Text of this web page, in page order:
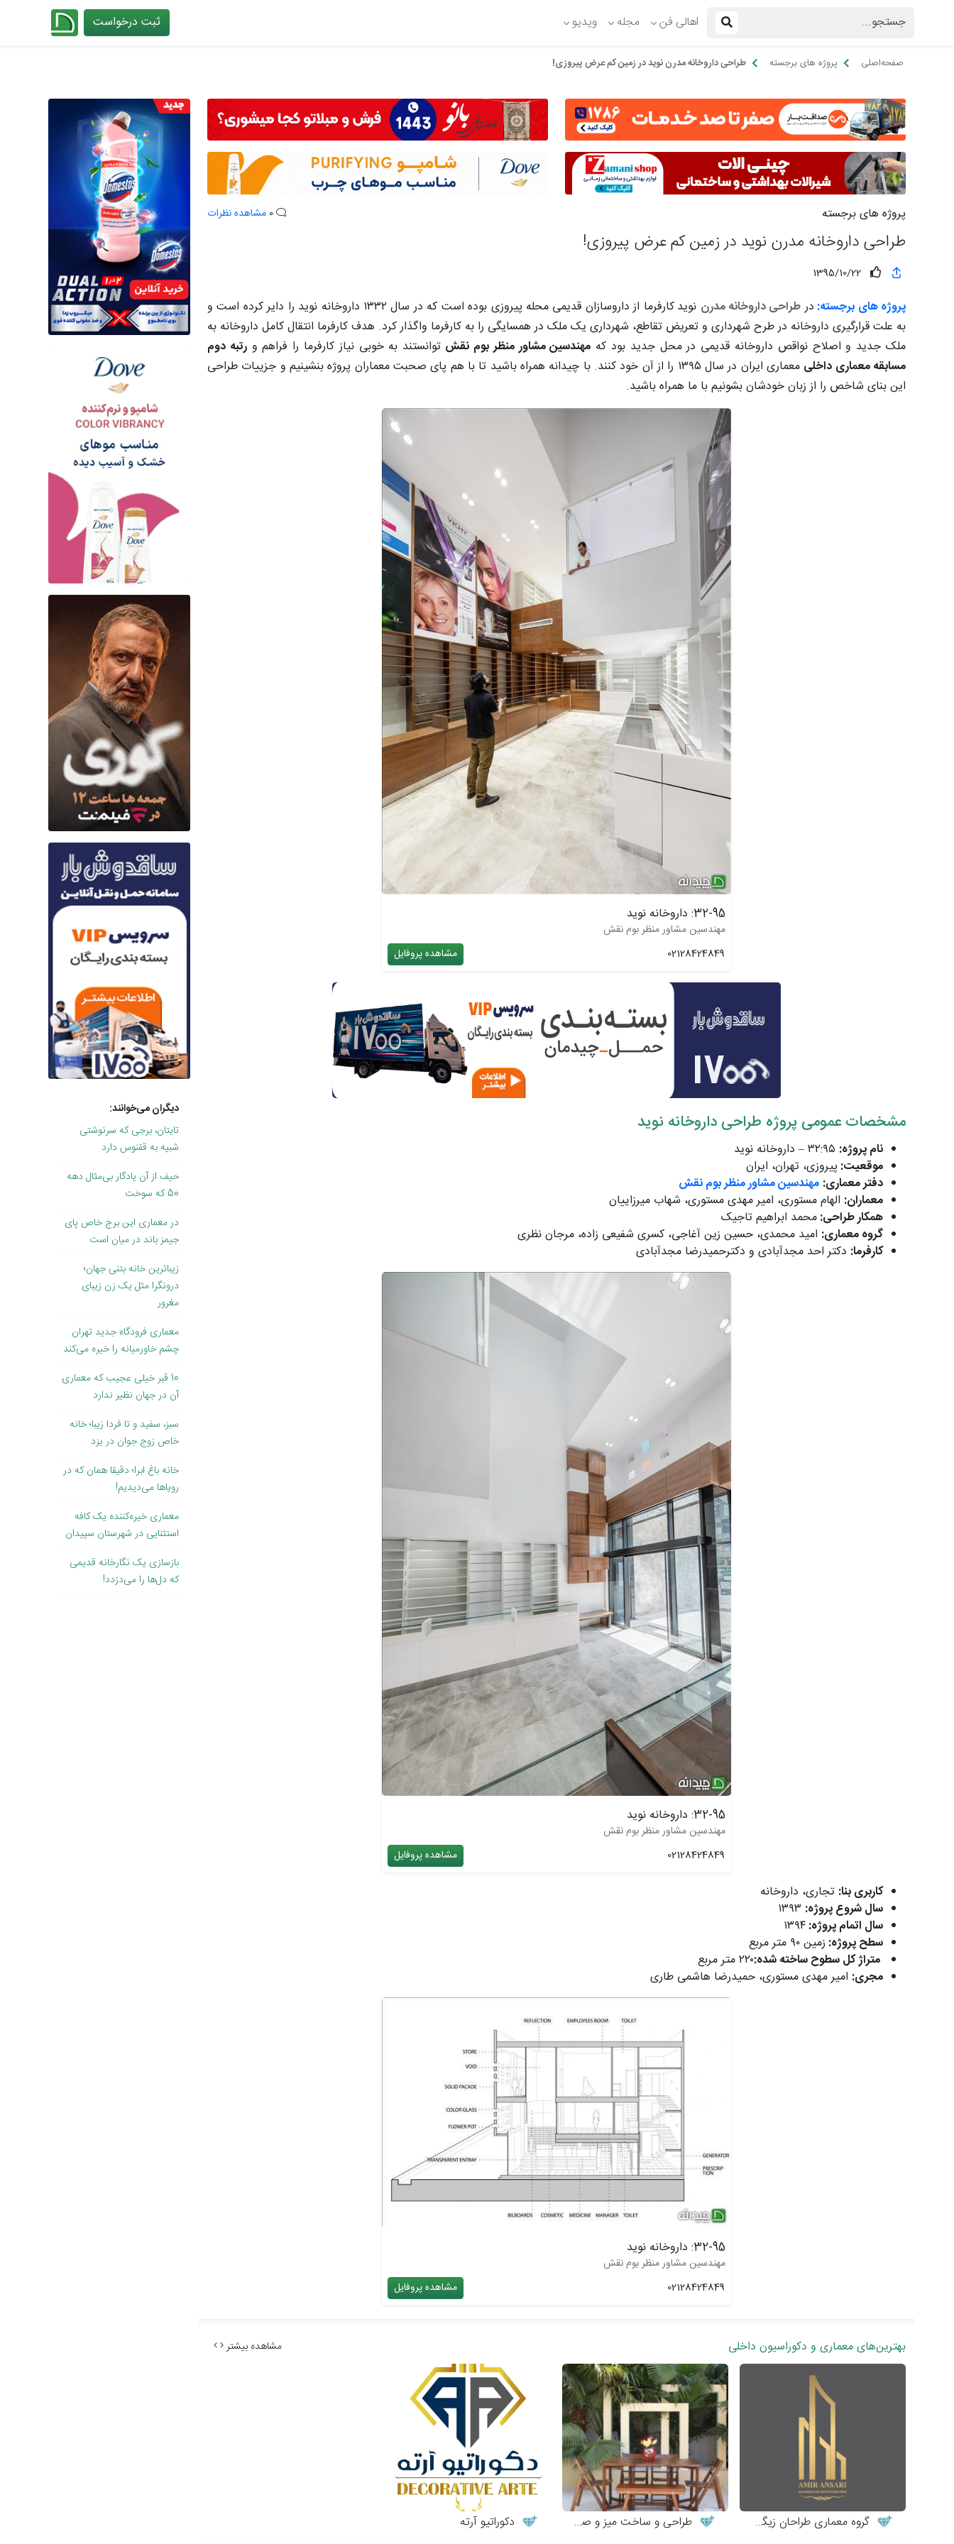
اهالی فن مجله ویدیو ثبت درخواست
صفحه‌اصلی پروژه های برجسته طراحی داروخانه مدرن نوید در زمین کم عرض پیروزی!
پروژه های برجسته مشاهده نظرات
طراحی داروخانه مدرن نوید در زمین کم عرض پیروزی!
1395/10/22
پروژه های برجسته: درطراحی داروخانه مدرن نوید
کارفرما از داروسازان قدیمی محله پیروزی بوده است که در سال ۱۳۳۲ داروخانه نوید را دایر کرده است و
به علت قرارگیری داروخانه در طرح شهرداری و تعریض تقاطع، شهرداری یک ملک در همسایگی را به کارفرما واگذار کرد. هدف کارفرما انتقال کامل داروخانه به
ملک جدید و اصلاح نواقص داروخانه قدیمی در محل جدید بود که مهندسین مشاور منظر بوم نقش توانستند به خوبی نیاز کارفرما را فراهم و رتبه دوم
مسابقه معماری داخلی
معماری ایران در سال ۱۳۹۵ را از آن خود کنند. با چیدانه همراه باشید تا با هم پای صحبت معماران پروژه بنشینیم و جزییات طراحی
این بنای شاخص را از زبان خودشان بشونیم با ما همراه باشید.
32-95: داروخانه نوید
مهندسین مشاور منظر بوم نقش
02128424849
مشاهده پروفایل
مشخصات عمومی پروژه طراحی داروخانه نوید
نام پروژه:
موقعیت: پیروزی، تهران، ایران
دفتر معماری: مهندسین مشاور منظر بوم نقش
معماران: الهام مستوری، امیر مهدی مستوری، شهاب میرزاییان
همکار طراحی:محمد ابراهیم تاجیک
گروه معماری: امید محمدی، حسین زین آغاجی، کسری شفیعی زاده، مرجان نظری
کارفرما: دکتر احد مجدآبادی و دکترحمیدرضا مجدآبادی
32-95: داروخانه نوید
مهندسین مشاور منظر بوم نقش
02128424849
مشاهده پروفایل
کاربری بنا: تجاری، داروخانه
سال شروع پروژه:
سال اتمام پروژه:۱۳۹۴
سطح پروژه: زمین ۹۰ متر مربع
متراژ کل سطوح ساخته شده:۲۲۰ متر مربع
مجری: امیر مهدی مستوری، حمیدرضا هاشمی طاری
32-95: داروخانه نوید
مهندسین مشاور منظر بوم نقش
02128424849
مشاهده پروفایل
بهترین‌های معماری و دکوراسیون داخلی مشاهده بیشتر
گروه معماری طراحان زیگورات طراحی و ساخت میز و صندلی چوبی دکوراتیو آرته
دیگران می‌خوانند:
تایتان، برجی که سرنوشتی
شبیه به ققنوس دارد
حیف از آن یادگار بی‌مثال دهه
50 که سوخت
در معماری این برج خاص پای
جیمز باند در میان است
زیباترین خانه بتنی جهان؛
درونگرا مثل یک زن زیبای
مغرور
معماری فرودگاه جدید تهران
چشم خاورمیانه را خیره می‌کند
10 قبر خیلی عجیب که معماری
آن در جهان نظیر ندارد
سبز، سفید و تا فردا زیبا؛ خانه
خاص زوج جوان در یزد
خانه باغ ابرا؛ دقیقا همان که در
رویاها می‌دیدیم!
معماری خیره‌کننده یک کافه
استثنایی در شهرستان سپیدان
بازسازی یک نگارخانه قدیمی
که دل‌ها را می‌دزدد!